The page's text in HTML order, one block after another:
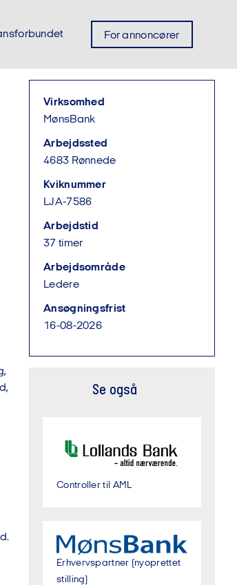
For annoncører
Virksomhed
MønsBank
Arbejdssted
4683 Rønnede
Kviknummer
LJA-7586
Arbejdstid
37 timer
Arbejdsområde
Ledere
Ansøgningsfrist
16-08-2026
Se også
Controller til AML
Erhvervspartner (nyoprettet
stilling)